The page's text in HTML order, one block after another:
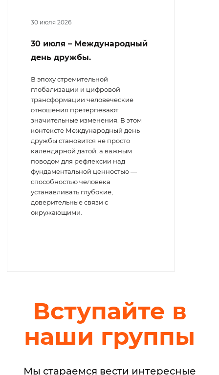
30 июля 2026
30 июля – Международный
день дружбы.
В эпоху стремительной
глобализации и цифровой
трансформации человеческие
отношения претерпевают
значительные изменения. В этом
контексте Международный день
дружбы становится не просто
календарной датой, а важным
поводом для рефлексии над
фундаментальной ценностью —
способностью человека
устанавливать глубокие,
доверительные связи с
окружающими.
Вступайте в
наши группы
Мы стараемся вести интересные